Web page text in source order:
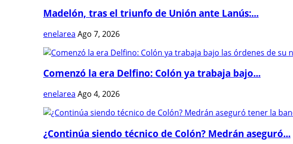
Madelón, tras el triunfo de Unión ante Lanús:...
enelarea Ago 7, 2026
Comenzó la era Delfino: Colón ya trabaja bajo...
enelarea Ago 4, 2026
¿Continúa siendo técnico de Colón? Medrán aseguró...